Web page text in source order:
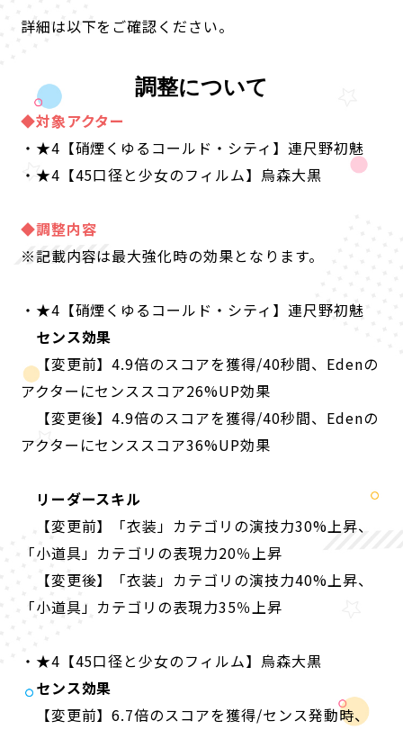
詳細は以下をご確認ください。
調整について
◆対象アクター
・★4【硝煙くゆるコールド・シティ】連尺野初魅
・★4【45口径と少女のフィルム】烏森大黒
◆調整内容
※記載内容は最大強化時の効果となります。
・★4【硝煙くゆるコールド・シティ】連尺野初魅
センス効果
【変更前】4.9倍のスコアを獲得/40秒間、Edenの
アクターにセンススコア26%UP効果
【変更後】4.9倍のスコアを獲得/40秒間、Edenの
アクターにセンススコア36%UP効果
リーダースキル
【変更前】「衣装」カテゴリの演技力30%上昇、
「小道具」カテゴリの表現力20％上昇
【変更後】「衣装」カテゴリの演技力40%上昇、
「小道具」カテゴリの表現力35％上昇
・★4【45口径と少女のフィルム】烏森大黒
センス効果
【変更前】6.7倍のスコアを獲得/センス発動時、